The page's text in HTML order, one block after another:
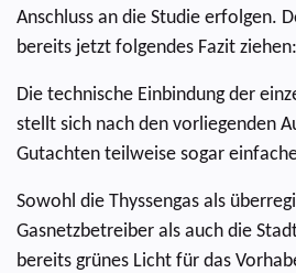
Anschluss an die Studie erfolgen.
bereits jetzt folgendes Fazit ziehen:
Die technische Einbindung der
stellt sich nach den vorliegenden
Gutachten teilweise sogar
Sowohl die Thyssengas als
Gasnetzbetreiber als auch die
bereits grünes Licht für das